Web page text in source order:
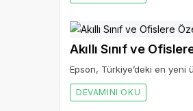
Akıllı Sınıf ve
Epson, Türkiye’deki en yeni
DEVAMINI OKU